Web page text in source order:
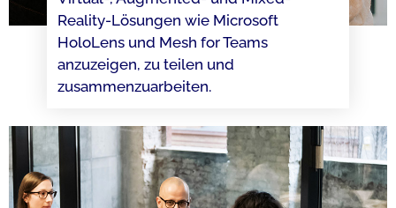
Reality-Lösungen wie Microsoft
HoloLens und Mesh for Teams
anzuzeigen, zu teilen und
zusammenzuarbeiten.